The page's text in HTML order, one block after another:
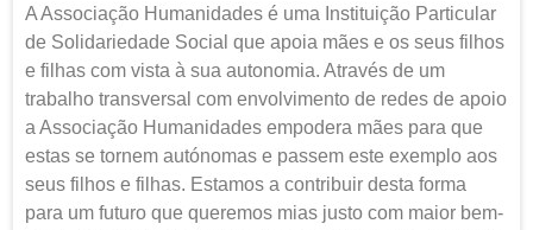
A Associação Humanidades é uma Instituição Particular
de Solidariedade Social que apoia mães e os seus filhos
e filhas com vista à sua autonomia. Através de um
trabalho transversal com envolvimento de redes de apoio
a Associação Humanidades empodera mães para que
estas se tornem autónomas e passem este exemplo aos
seus filhos e filhas. Estamos a contribuir desta forma
para um futuro que queremos mias justo com maior bem-